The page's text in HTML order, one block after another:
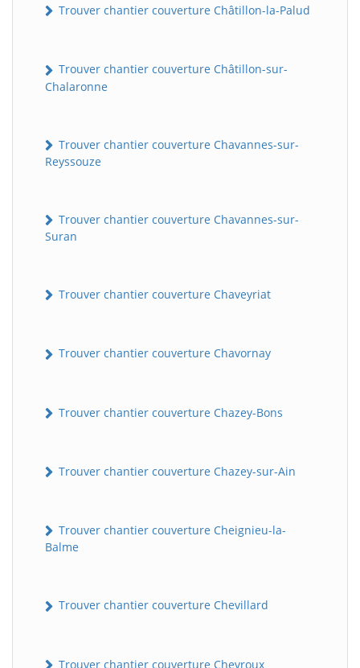
Trouver chantier couverture Châtillon-la-Palud
Trouver chantier couverture Châtillon-sur-
Chalaronne
Trouver chantier couverture Chavannes-sur-
Reyssouze
Trouver chantier couverture Chavannes-sur-
Suran
Trouver chantier couverture Chaveyriat
Trouver chantier couverture Chavornay
Trouver chantier couverture Chazey-Bons
Trouver chantier couverture Chazey-sur-Ain
Trouver chantier couverture Cheignieu-la-
Balme
Trouver chantier couverture Chevillard
Trouver chantier couverture Chevroux